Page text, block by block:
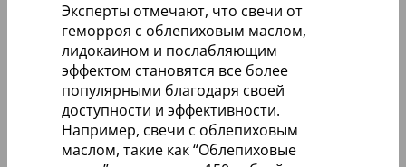
Эксперты отмечают, что свечи от
геморроя с облепиховым маслом,
лидокаином и послабляющим
эффектом становятся все более
популярными благодаря своей
доступности и эффективности.
Например, свечи с облепиховым
маслом, такие как “Облепиховые